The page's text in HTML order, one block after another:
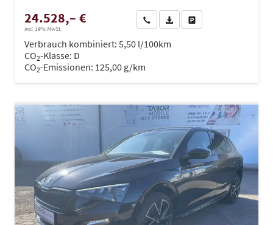
24.528,– €
incl. 19% MwSt.
Wir rufen Sie anPDF-Datei, Fahrzeugexposé
Verbrauch kombiniert: 5,50 l/100km
CO2-Klasse: D
CO2-Emissionen: 125,00 g/km